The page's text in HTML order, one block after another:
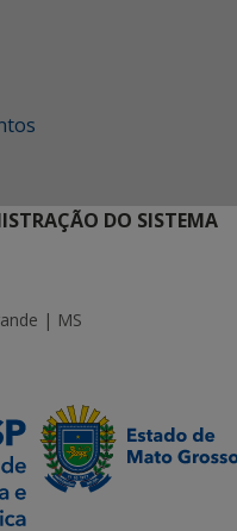
DO SISTEMA
| MS